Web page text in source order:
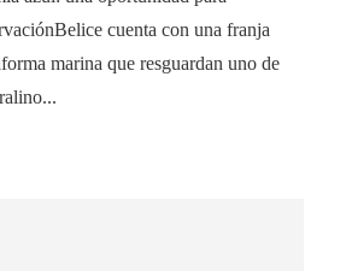
cuenta con una franja
marina que resguardan uno de